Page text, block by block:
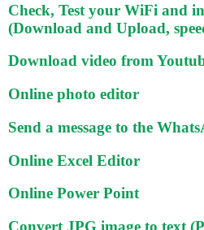
Check, Test your WiFi and
(Download and Upload,
Download video from
Online photo editor
Send a message to the
Online Excel Editor
Online Power Point
Convert JPG image to text